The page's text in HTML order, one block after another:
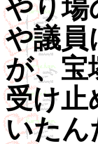
やり場
や議員
が、宝
受け止
いたん